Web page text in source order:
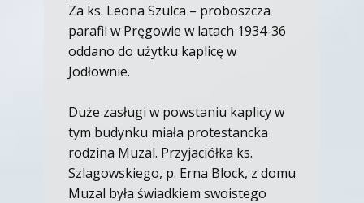
Za ks. Leona Szulca – proboszcza
parafii w Pręgowie w latach 1934-36
oddano do użytku kaplicę w
Jodłownie.
Duże zasługi w powstaniu kaplicy w
tym budynku miała protestancka
rodzina Muzal. Przyjaciółka ks.
Szlagowskiego, p. Erna Block, z domu
Muzal była świadkiem swoistego